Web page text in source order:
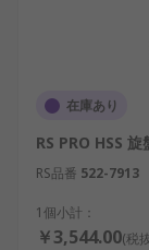
在庫あり
RS PRO HSS
RS品番 522-7913
1個小計：
￥3,544.00(税